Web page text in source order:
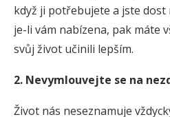
když ji potřebujete a jste
je-li vám nabízena, pak máte
svůj život učinili lepším.
2. Nevymlouvejte se na
Život nás neseznamuje